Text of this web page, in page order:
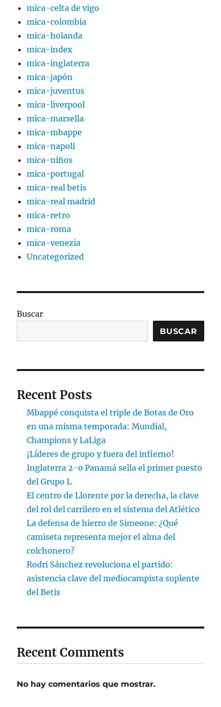
mica-celta de vigo
mica-colombia
mica-holanda
mica-index
mica-inglaterra
mica-japón
mica-juventus
mica-liverpool
mica-marsella
mica-mbappe
mica-napoli
mica-niños
mica-portugal
mica-real betis
mica-real madrid
mica-retro
mica-roma
mica-venezia
Uncategorized
Buscar
BUSCAR
Recent Posts
Mbappé conquista el triple de Botas de Oro
en una misma temporada: Mundial,
Champions y LaLiga
¡Líderes de grupo y fuera del infierno!
Inglaterra 2-0 Panamá sella el primer puesto
del Grupo L
El centro de Llorente por la derecha, la clave
del rol del carrilero en el sistema del Atlético
La defensa de hierro de Simeone: ¿Qué
camiseta representa mejor el alma del
colchonero?
Rodri Sánchez revoluciona el partido:
asistencia clave del mediocampista suplente
del Betis
Recent Comments
No hay comentarios que mostrar.